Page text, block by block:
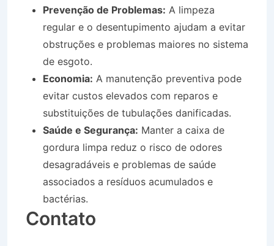
Prevenção de Problemas: A limpeza
regular e o desentupimento ajudam a evitar
obstruções e problemas maiores no sistema
de esgoto.
Economia: A manutenção preventiva pode
evitar custos elevados com reparos e
substituições de tubulações danificadas.
Saúde e Segurança: Manter a caixa de
gordura limpa reduz o risco de odores
desagradáveis e problemas de saúde
associados a resíduos acumulados e
bactérias.
Contato